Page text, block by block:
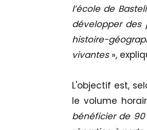
l’école de
développer
histoire-
vivantes »,
L'objectif est,
le volume
bénéficier de